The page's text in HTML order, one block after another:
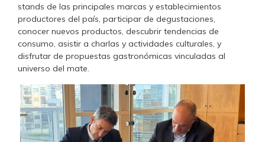
stands de las principales marcas y establecimientos
productores del país, participar de degustaciones,
conocer nuevos productos, descubrir tendencias de
consumo, asistir a charlas y actividades culturales, y
disfrutar de propuestas gastronómicas vinculadas al
universo del mate.